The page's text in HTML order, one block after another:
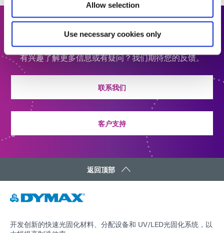
Allow selection
Use necessary cookies only
联系我们
有兴趣了解更多信息或有疑问？我们期待您的反馈。
联系我们
客户支持
返回顶部
开发创新的快速光固化材料、分配设备和 UV/LED光固化系统，以